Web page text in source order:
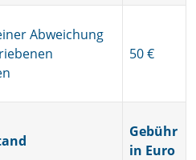
Abweichung
50 €
Gebühr
in Euro